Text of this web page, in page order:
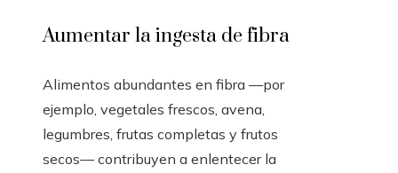
Aumentar la ingesta de fibra
Alimentos abundantes en fibra —por
ejemplo, vegetales frescos, avena,
legumbres, frutas completas y frutos
secos— contribuyen a enlentecer la